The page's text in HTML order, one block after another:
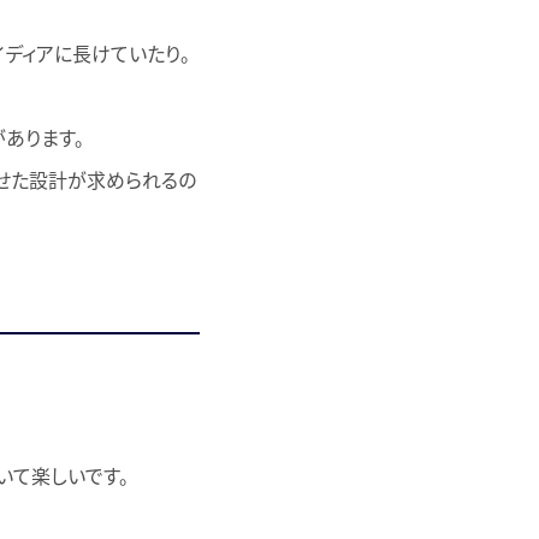
ィアに長けていたり。
ります。
た設計が求められるの
て楽しいです。